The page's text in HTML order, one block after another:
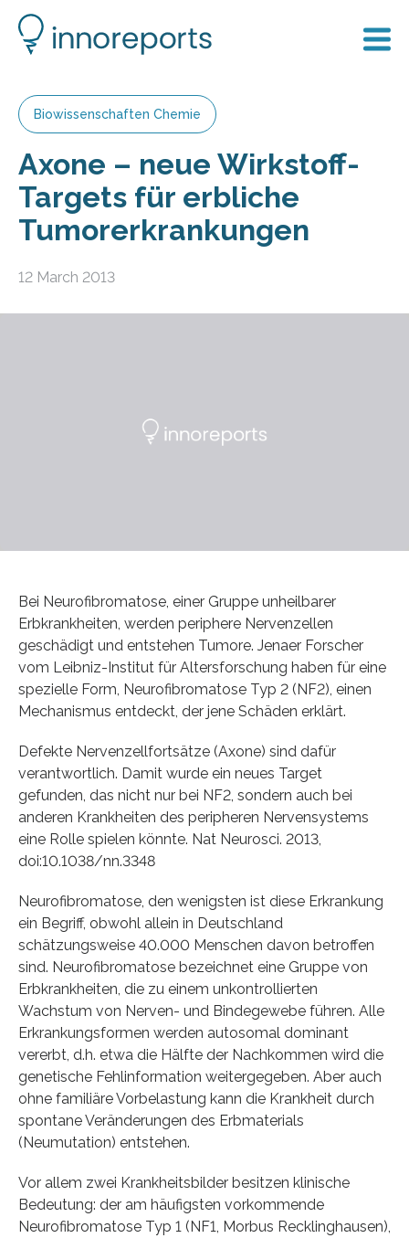
Biowissenschaften Chemie
Axone – neue Wirkstoff-
Targets für erbliche
Tumorerkrankungen
12 March 2013
Bei Neurofibromatose, einer Gruppe unheilbarer
Erbkrankheiten, werden periphere Nervenzellen
geschädigt und entstehen Tumore. Jenaer Forscher
vom Leibniz-Institut für Altersforschung haben für eine
spezielle Form, Neurofibromatose Typ 2 (NF2), einen
Mechanismus entdeckt, der jene Schäden erklärt.
Defekte Nervenzellfortsätze (Axone) sind dafür
verantwortlich. Damit wurde ein neues Target
gefunden, das nicht nur bei NF2, sondern auch bei
anderen Krankheiten des peripheren Nervensystems
eine Rolle spielen könnte. Nat Neurosci. 2013,
doi:10.1038/nn.3348
Neurofibromatose, den wenigsten ist diese Erkrankung
ein Begriff, obwohl allein in Deutschland
schätzungsweise 40.000 Menschen davon betroffen
sind. Neurofibromatose bezeichnet eine Gruppe von
Erbkrankheiten, die zu einem unkontrollierten
Wachstum von Nerven- und Bindegewebe führen. Alle
Erkrankungsformen werden autosomal dominant
vererbt, d.h. etwa die Hälfte der Nachkommen wird die
genetische Fehlinformation weitergegeben. Aber auch
ohne familiäre Vorbelastung kann die Krankheit durch
spontane Veränderungen des Erbmaterials
(Neumutation) entstehen.
Vor allem zwei Krankheitsbilder besitzen klinische
Bedeutung: der am häufigsten vorkommende
Neurofibromatose Typ 1 (NF1, Morbus Recklinghausen),